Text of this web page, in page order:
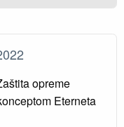
opreme
Eterneta